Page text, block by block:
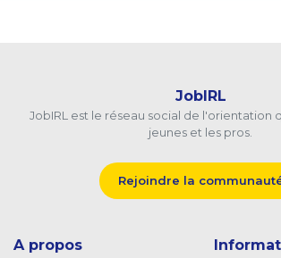
JobIRL
JobIRL est le réseau social de l'orientation
jeunes et les pros.
Rejoindre la
A propos